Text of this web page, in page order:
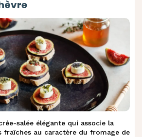
salée élégante qui associe la
fraîches au caractère du fromage de